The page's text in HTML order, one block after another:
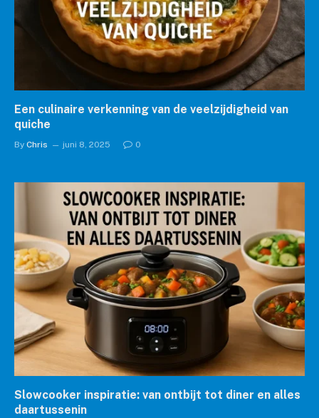
Een culinaire verkenning van de veelzijdigheid van
quiche
By Chris juni 8, 2025 0
Slowcooker inspiratie: van ontbijt tot diner en alles
daartussenin